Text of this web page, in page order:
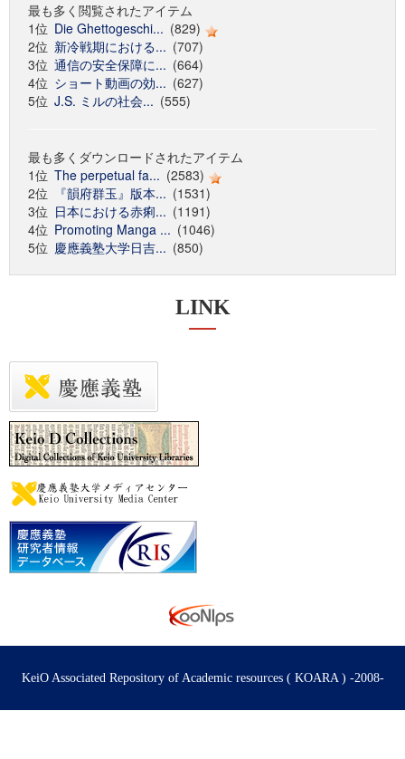
最も多く閲覧されたアイテム
1位 Die Ghettogeschi... (829)
2位 新冷戦期における... (707)
3位 通信の安全保障に... (664)
4位 ショート動画の効... (627)
5位 J.S. ミルの社会... (555)
最も多くダウンロードされたアイテム
1位 The perpetual fa... (2583)
2位
『韻府群玉』版本... (1531)
3位 日本における赤痢... (1191)
4位 Promoting Manga ... (1046)
5位 慶應義塾大学日吉... (850)
LINK
KeiO Associated Repository of Academic resources ( KOARA ) -2008-